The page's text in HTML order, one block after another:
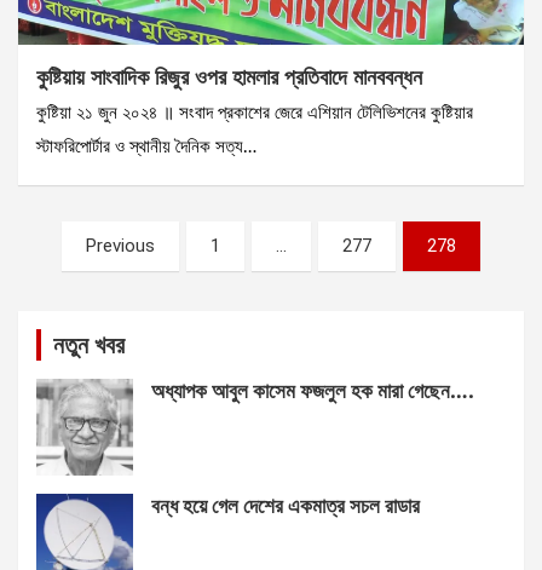
কুষ্টিয়ায় সাংবাদিক রিজুর ওপর হামলার প্রতিবাদে মানববন্ধন
কুষ্টিয়া ২১ জুন ২০২৪ ॥ সংবাদ প্রকাশের জেরে এশিয়ান টেলিভিশনের কুষ্টিয়ার
স্টাফরিপোর্টার ও স্থানীয় দৈনিক সত্য…
Posts
pagination
Previous 1 … 277 278
নতুন খবর
অধ্যাপক আবুল কাসেম ফজলুল হক মারা গেছেন….
বন্ধ হয়ে গেল দেশের একমাত্র সচল রাডার